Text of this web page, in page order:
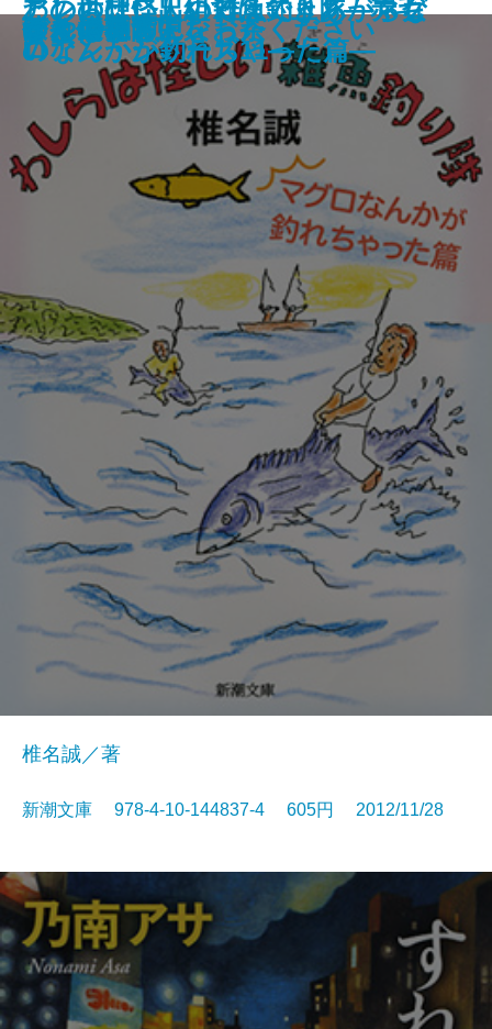
悪意の手記
古事記の禁忌 天皇の正体
さびしい女神―僕僕先生―
エデン
豊国神宝
乙女の密告
チッチと子
東の海神 西の滄海 十二国記
思い出コロッケ
あの日の僕らにさよなら
わしらは怪しい雑魚釣り隊―マグ
ロなんかが釣れちゃった篇―
椎名誠／著
新潮文庫 978-4-10-144837-4 605円 2012/11/28
すれ違う背中を
ぼくは猟師になった
この世は二人組ではできあがらな
い
蒼き信長〔上〕
蒼き信長〔下〕
つやのよる
ゆんでめて
つくも神さん、お茶ください
アンの想い出の日々〔上〕―赤毛
のアン・シリーズ11―